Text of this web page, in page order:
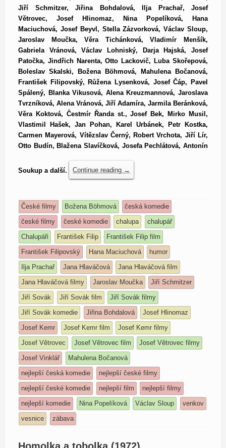
Jiří Schmitzer, Jiřina Bohdalová, Ilja Prachař, Josef
Větrovec, Josef Hlinomaz, Nina Popelíková, Hana
Maciuchová, Josef Beyvl, Stella Zázvorková, Václav Sloup,
Jaroslav Moučka, Věra Tichánková, Vladimír Menšík,
Gabriela Vránová, Václav Lohniský, Darja Hajská, Josef
Patočka, Jindřich Narenta, Otto Lackovič, Luba Skořepová,
Boleslav Skalski, Božena Böhmová, Mahulena Bočanová,
František Filipovský, Růžena Lysenková, Josef Čáp, Pavel
Spálený, Blanka Vikusová, Alena Kreuzmannová, Jaroslava
Tvrzníková, Alena Vránová, Jiří Adamíra, Jarmila Beránková,
Věra Koktová, Čestmír Řanda st., Josef Bek, Mirko Musil,
Vlastimil Hašek, Jan Pohan, Karel Urbánek, Petr Kostka,
Carmen Mayerová, Vítězslav Černý, Robert Vrchota, Jiří Lír,
Otto Budín, Blažena Slavíčková, Josefa Pechlátová, Antonín
Soukup a další. Continue reading →
České filmy Božena Böhmová
česká komedie
české filmy
české komedie chalupa
chalupář
Chalupáři
František Filip
František Filip film
František Filipovský
Hana Maciuchová
humor
Ilja Prachař
Jana Hlaváčová
Jana Hlaváčová film
Jana Hlaváčová filmy
Jaroslav Moučka
Jiří Schmitzer
Jiří Sovák
Jiří Sovák film
Jiří Sovák filmy
Jiří Sovák komedie
Jiřina Bohdalová
Josef Hlinomaz
Josef Kemr
Josef Kemr film
Josef Kemr filmy
Josef Větrovec
Josef Větrovec film
Josef Větrovec filmy
Josef Vinklář
Mahulena Bočanová
nejlepší česká komedie
nejlepší české filmy
nejlepší české komedie
nejlepší film
nejlepší filmy
nejlepší komedie
Nina Popelíková Václav Sloup
venkov
vesnice
zábava